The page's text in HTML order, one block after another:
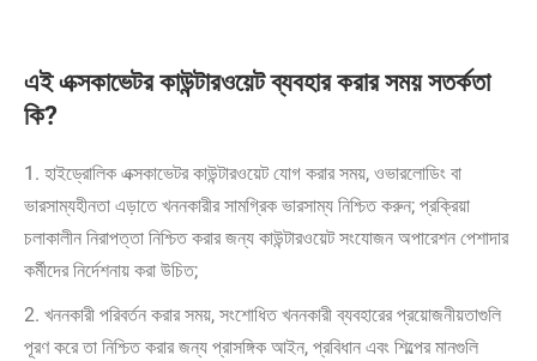
এই এক্সকাভেটর কাউন্টারওয়েট ব্যবহার করার সময় সতর্কতা
কি?
1. হাইড্রোলিক এক্সকাভেটর কাউন্টারওয়েট যোগ করার সময়, ওভারলোডিং বা
ভারসাম্যহীনতা এড়াতে খননকারীর সামগ্রিক ভারসাম্য নিশ্চিত করুন; প্রক্রিয়া
চলাকালীন নিরাপত্তা নিশ্চিত করার জন্য কাউন্টারওয়েট সংযোজন অপারেশন পেশাদার
কর্মীদের নির্দেশনায় করা উচিত;
2. খননকারী পরিবর্তন করার সময়, সংশোধিত খননকারী ব্যবহারের প্রয়োজনীয়তাগুলি
পূরণ করে তা নিশ্চিত করার জন্য প্রাসঙ্গিক আইন, প্রবিধান এবং শিল্পের মানগুলি